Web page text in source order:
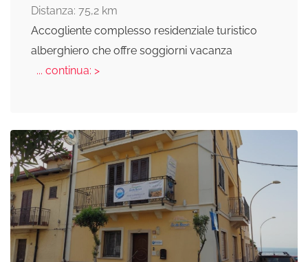
Distanza: 75,2 km
Accogliente complesso residenziale turistico
alberghiero che offre soggiorni vacanza
... continua: >